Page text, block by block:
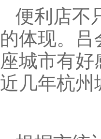
便利店不
的体现。
座城市有
近几年杭